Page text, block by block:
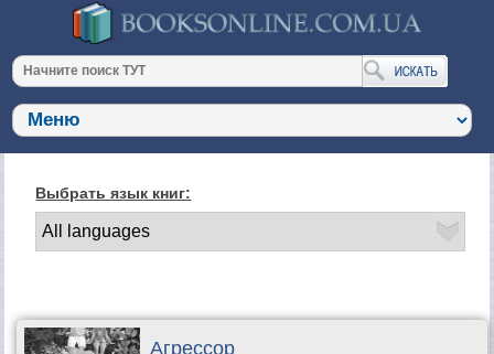
Выбрать язык книг:
Агрессор